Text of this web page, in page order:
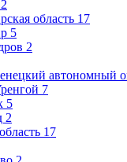
2
область 17
5
2
автономный
7
5
2
17